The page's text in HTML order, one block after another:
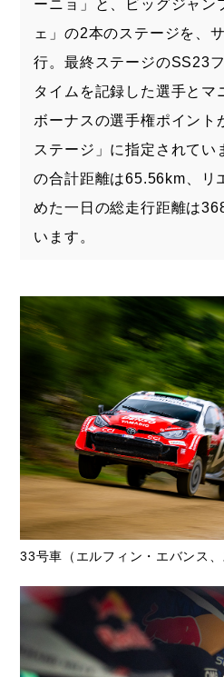
ェ」の2本のステージを、
行。最終ステージのSS23
タイムを記録した選手とマ
ボーナスの選手権ポイント
ステージ」に指定されてい
の合計距離は65.56km、リ
めた一日の総走行距離は
います。
33号車（エルフィン・エバンス、